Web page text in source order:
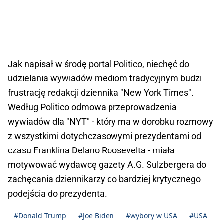
Jak napisał w środę portal Politico, niechęć do
udzielania wywiadów mediom tradycyjnym budzi
frustrację redakcji dziennika "New York Times".
Według Politico odmowa przeprowadzenia
wywiadów dla "NYT" - który ma w dorobku rozmowy
z wszystkimi dotychczasowymi prezydentami od
czasu Franklina Delano Roosevelta - miała
motywować wydawcę gazety A.G. Sulzbergera do
zachęcania dziennikarzy do bardziej krytycznego
podejścia do prezydenta.
#Donald Trump #Joe Biden #wybory w USA
#USA